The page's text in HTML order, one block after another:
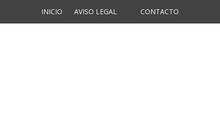
INICIO AVISO LEGAL CONTACTO